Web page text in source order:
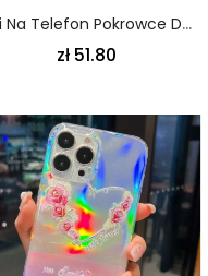
Etui Na Telefon Pokrowce Do IPhone 14 Pro Vintage Angielska Flaga
zł 51.80